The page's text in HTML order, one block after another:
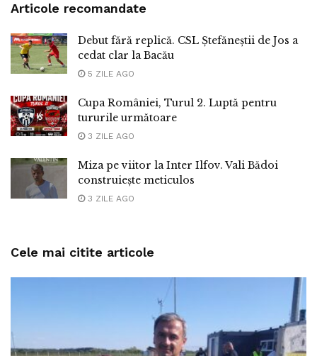
Articole recomandate
Debut fără replică. CSL Ștefăneștii de Jos a
cedat clar la Bacău
5 ZILE AGO
Cupa României, Turul 2. Luptă pentru
tururile următoare
3 ZILE AGO
Miza pe viitor la Inter Ilfov. Vali Bădoi
construiește meticulos
3 ZILE AGO
Cele mai citite articole